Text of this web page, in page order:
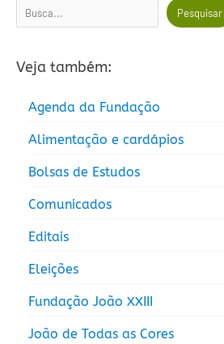
Pesquisar Pesquisar
Veja também:
Agenda da Fundação
Alimentação e cardápios
Bolsas de Estudos
Comunicados
Editais
Eleições
Fundação João XXIII
João de Todas as Cores